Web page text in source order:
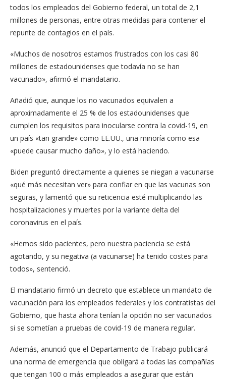
todos los empleados del Gobierno federal, un total de 2,1
millones de personas, entre otras medidas para contener el
repunte de contagios en el país.
«Muchos de nosotros estamos frustrados con los casi 80
millones de estadounidenses que todavía no se han
vacunado», afirmó el mandatario.
Añadió que, aunque los no vacunados equivalen a
aproximadamente el 25 % de los estadounidenses que
cumplen los requisitos para inocularse contra la covid-19, en
un país «tan grande» como EE.UU., una minoría como esa
«puede causar mucho daño», y lo está haciendo.
Biden preguntó directamente a quienes se niegan a vacunarse
«qué más necesitan ver» para confiar en que las vacunas son
seguras, y lamentó que su reticencia esté multiplicando las
hospitalizaciones y muertes por la variante delta del
coronavirus en el país.
«Hemos sido pacientes, pero nuestra paciencia se está
agotando, y su negativa (a vacunarse) ha tenido costes para
todos», sentenció.
El mandatario firmó un decreto que establece un mandato de
vacunación para los empleados federales y los contratistas del
Gobierno, que hasta ahora tenían la opción no ser vacunados
si se sometían a pruebas de covid-19 de manera regular.
Además, anunció que el Departamento de Trabajo publicará
una norma de emergencia que obligará a todas las compañías
que tengan 100 o más empleados a asegurar que están